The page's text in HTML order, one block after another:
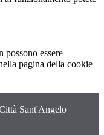
possono essere
pagina della cookie
Sant'Angelo